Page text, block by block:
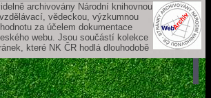
archivovány Národní knihovnou
vědeckou, výzkumnou
za účelem dokumentace
webu. Jsou součástí kolekce
které NK ČR hodlá dlouhodobě
pro budoucí generace. Jejich záznam je
bibliografie a katalogu NK ČR.